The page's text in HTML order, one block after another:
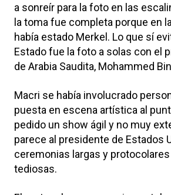
a sonreír para la foto en las
la toma fue completa porque en
había estado Merkel. Lo que sí
Estado fue la foto a solas con el
de Arabia Saudita, Mohammed
Macri se había involucrado
puesta en escena artística al
pedido un show ágil y no muy
parece al presidente de Estados
ceremonias largas y
tediosas.